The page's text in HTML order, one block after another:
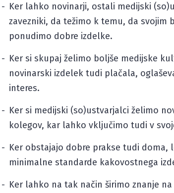
Ker lahko novinarji, ostali medijski
zavezniki, da težimo k temu, da
ponudimo dobre izdelke.
Ker si skupaj želimo boljše medijske
novinarski izdelek tudi plačala,
interes.
Ker si medijski (so)ustvarjalci želimo
kolegov, kar lahko vključimo tudi v
Ker obstajajo dobre prakse tudi
minimalne standarde kakovostnega
Ker lahko na tak način širimo znanje